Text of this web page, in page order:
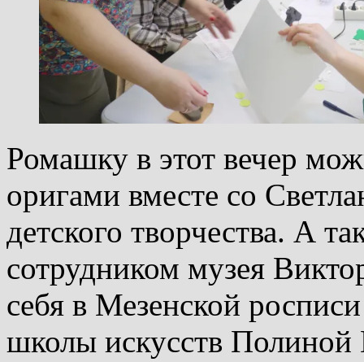
Ромашку в этот вечер
оригами вместе со
детского творчества. А
сотрудником музея
себя в Мезенской
школы искусств